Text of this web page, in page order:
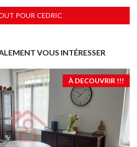
POUR CEDRIC
VOUS INTÉRESSER
À DECOUVRIR !!!